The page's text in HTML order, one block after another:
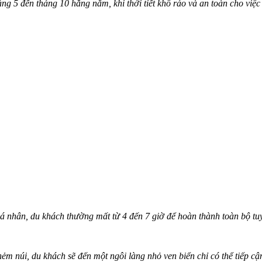
5 đến tháng 10 hằng năm, khi thời tiết khô ráo và an toàn cho
du khách thường mất từ 4 đến 7 giờ để hoàn thành toàn bộ
núi, du khách sẽ đến một ngôi làng nhỏ ven biển chỉ có thể tiếp